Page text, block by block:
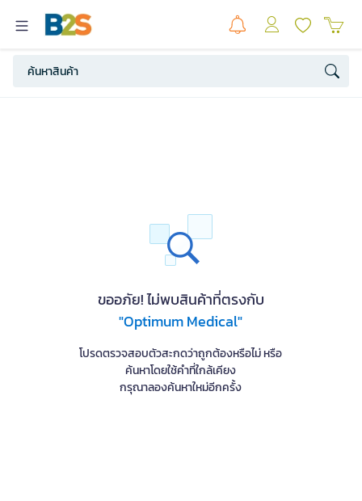
ขออภัย! ไม่พบสินค้าที่ตรงกับ
"Optimum Medical"
โปรดตรวจสอบตัวสะกดว่าถูกต้องหรือไม่ หรือ
ค้นหาโดยใช้คำที่ใกล้เคียง
กรุณาลองค้นหาใหม่อีกครั้ง